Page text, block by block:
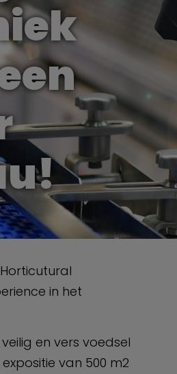
in het
en vers voedsel
van 500 m2